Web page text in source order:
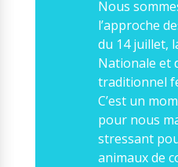
Le chien guide d’aveugle
La canne blanche
Formation & Rééducation
Nous
l’approche
du 14 juillet,
Nationale et
traditionnel
C’est un
pour nous
stressant
animaux de